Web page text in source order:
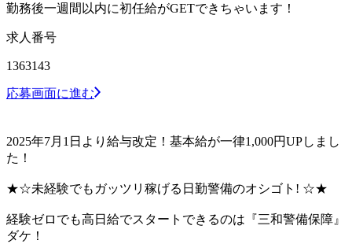
勤務後一週間以内に初任給がGETできちゃいます！
求人番号
1363143
応募画面に進む
2025年7月1日より給与改定！基本給が一律1,000円UPしまし
た！
★☆未経験でもガッツリ稼げる日勤警備のオシゴト! ☆★
経験ゼロでも高日給でスタートできるのは『三和警備保障』
ダケ！